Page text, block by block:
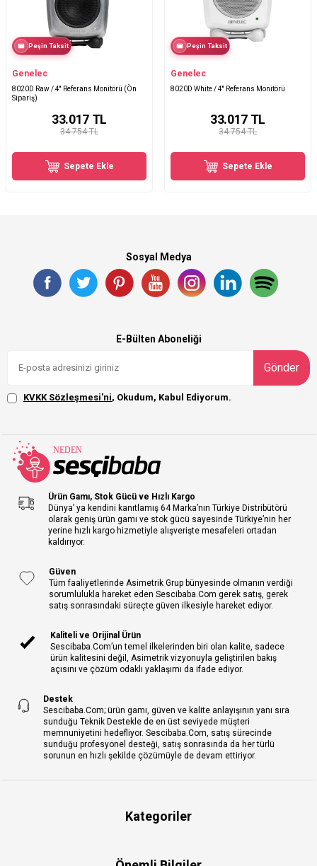
Peşin Taksit
Genelec
8020D Raw / 4′′ Referans Monitörü (Ön
Sipariş)
34.754 TL
33.017TL
Sepete Ekle
Peşin Taksit
Genelec
8020D White / 4'' Referans Monitörü
34.754 TL
33.017TL
Sepete Ekle
Sosyal Medya
E-Bülten Aboneliği
Gönder
KVKK Sözleşmesi'ni, Okudum, Kabul Ediyorum.
Ürün Gamı, Stok Gücü ve Hızlı Kargo
Dünya’ ya kendini kanıtlamış 64 Marka’nın Türkiye Distribütörü
olarak geniş ürün gamı ve stok gücü sayesinde Türkiye’nin her
yerine hızlı kargo hizmetiyle alışverişte mesafeleri ortadan
kaldırıyor.
Güven
Tüm faaliyetlerinde Asimetrik Grup bünyesinde olmanın verdiği
sorumlulukla hareket eden Sescibaba.Com gerek satış, gerek
satış sonrasındaki süreçte güven ilkesiyle hareket ediyor.
Kaliteli ve Orijinal Ürün
Sescibaba.Com’un temel ilkelerinden biri olan kalite, sadece
ürün kalitesini değil, Asimetrik vizyonuyla geliştirilen bakış
açısını ve çözüm odaklı yaklaşımı da ifade ediyor.
Destek
Sescibaba.Com; ürün gamı, güven ve kalite anlayışının yanı sıra
sunduğu Teknik Destekle de en üst seviyede müşteri
memnuniyetini hedefliyor. Sescibaba.Com, satış sürecinde
sunduğu profesyonel desteği, satış sonrasında da her türlü
sorunun en hızlı şekilde çözümüyle de devam ettiriyor.
Kategoriler